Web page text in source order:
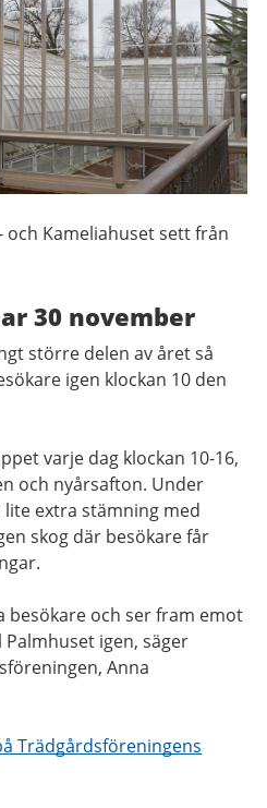
Kameliahuset sett från
30 november
större delen av året så
igen klockan 10 den
varje dag klockan 10-16,
och nyårsafton. Under
extra stämning med
skog där besökare får
besökare och ser fram emot
igen, säger
Anna
Trädgårdsföreningens